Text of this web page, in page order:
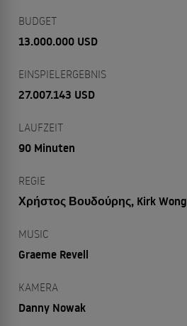
BUDGET
13.000.000 USD
EINSPIELERGEBNIS
27.007.143 USD
LAUFZEIT
90 Minuten
REGIE
Χρήστος Βουδούρης, Kirk Wong
MUSIC
Graeme Revell
KAMERA
Danny Nowak